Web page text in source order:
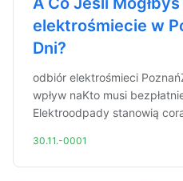
elektrośmiecie w
Dni?
odbiór elektrośmieci
wpływ naKto musi
Elektroodpady stanowią
30.11.-0001